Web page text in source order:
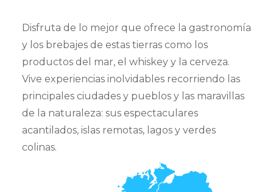
Cruceros
Momentos
Asistencia
viajes
Disfruta de lo mejor que ofrece la gastronomía
y los brebajes de estas tierras como los
productos del mar, el whiskey y la cerveza.
Vive experiencias inolvidables recorriendo las
principales ciudades y pueblos y las maravillas
de la naturaleza: sus espectaculares
acantilados, islas remotas, lagos y verdes
colinas.